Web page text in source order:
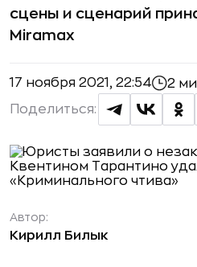
сцены и сценарий
Miramax
17 ноября 2021, 22:54 2
Поделиться:
Автор:
Кирилл Билык